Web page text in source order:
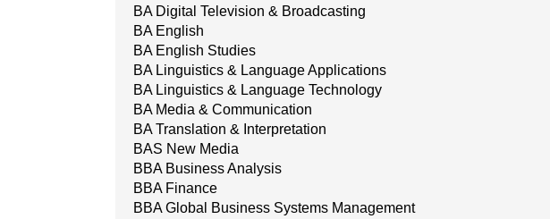
BA Digital Television & Broadcasting
BA English
BA English Studies
BA Linguistics & Language Applications
BA Linguistics & Language Technology
BA Media & Communication
BA Translation & Interpretation
BAS New Media
BBA Business Analysis
BBA Finance
BBA Global Business Systems Management